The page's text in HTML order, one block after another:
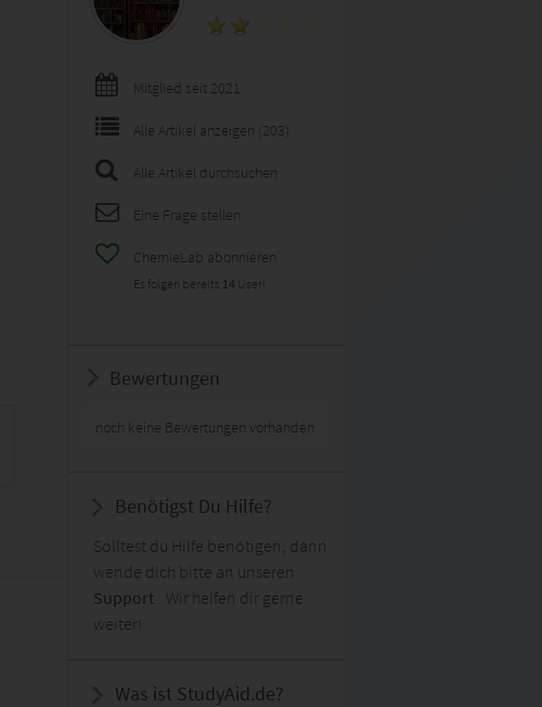
Mitglied seit 2021
Alle Artikel anzeigen (203)
Alle Artikel durchsuchen
Eine Frage stellen
ChemieLab abonnieren
Es folgen bereits 14 User!
Bewertungen
noch keine Bewertungen vorhanden
Benötigst Du Hilfe?
Solltest du Hilfe benötigen, dann
wende dich bitte an unseren
Support . Wir helfen dir gerne
weiter!
Was ist StudyAid.de?